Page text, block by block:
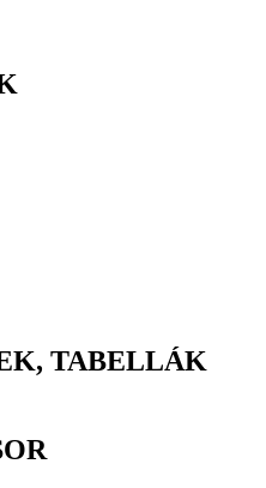
TABELLÁK